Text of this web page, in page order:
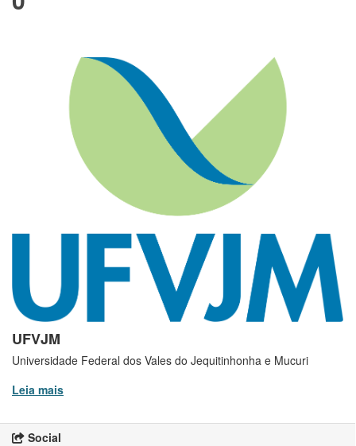
UFVJM
Universidade Federal dos Vales do Jequitinhonha e Mucuri
Leia mais
Social